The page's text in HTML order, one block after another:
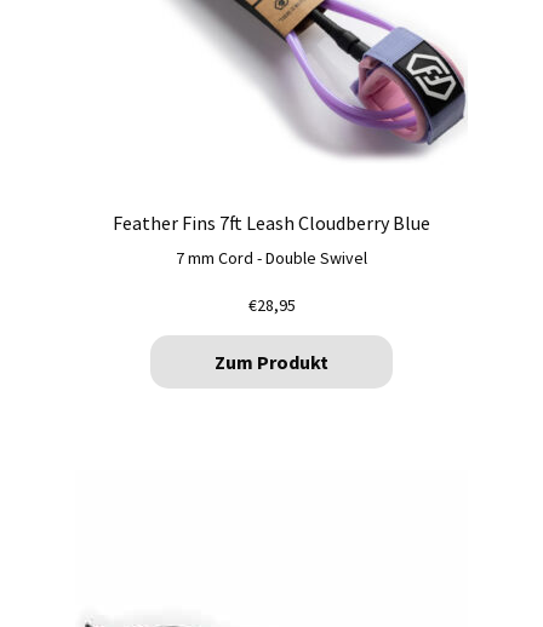
Feather Fins 7ft Leash Cloudberry Blue
7 mm Cord - Double Swivel
€28,95
Zum Produkt